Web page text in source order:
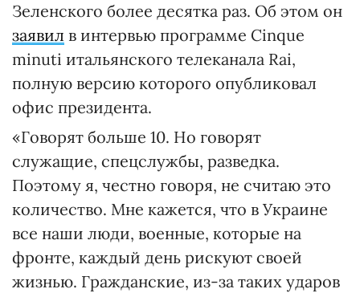
Зеленского более десятка раз. Об этом он
заявил в интервью программе Cinque
minuti итальянского телеканала Rai,
полную версию которого опубликовал
офис президента.
«Говорят больше 10. Но говорят
служащие, спецслужбы, разведка.
Поэтому я, честно говоря, не считаю это
количество. Мне кажется, что в Украине
все наши люди, военные, которые на
фронте, каждый день рискуют своей
жизнью. Гражданские, из-за таких ударов